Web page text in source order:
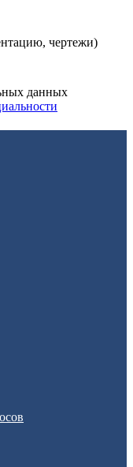
чертежи)
данных